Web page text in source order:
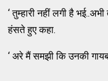
‘ तुम्हारी नहीं लगी है
हंसते हुए कहा.
‘ अरे मैं समझी कि उनकी